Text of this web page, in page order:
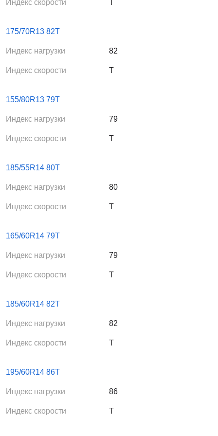
Индекс скорости T
175/70R13 82T
Индекс нагрузки 82
Индекс скорости T
155/80R13 79T
Индекс нагрузки 79
Индекс скорости T
185/55R14 80T
Индекс нагрузки 80
Индекс скорости T
165/60R14 79T
Индекс нагрузки 79
Индекс скорости T
185/60R14 82T
Индекс нагрузки 82
Индекс скорости T
195/60R14 86T
Индекс нагрузки 86
Индекс скорости T